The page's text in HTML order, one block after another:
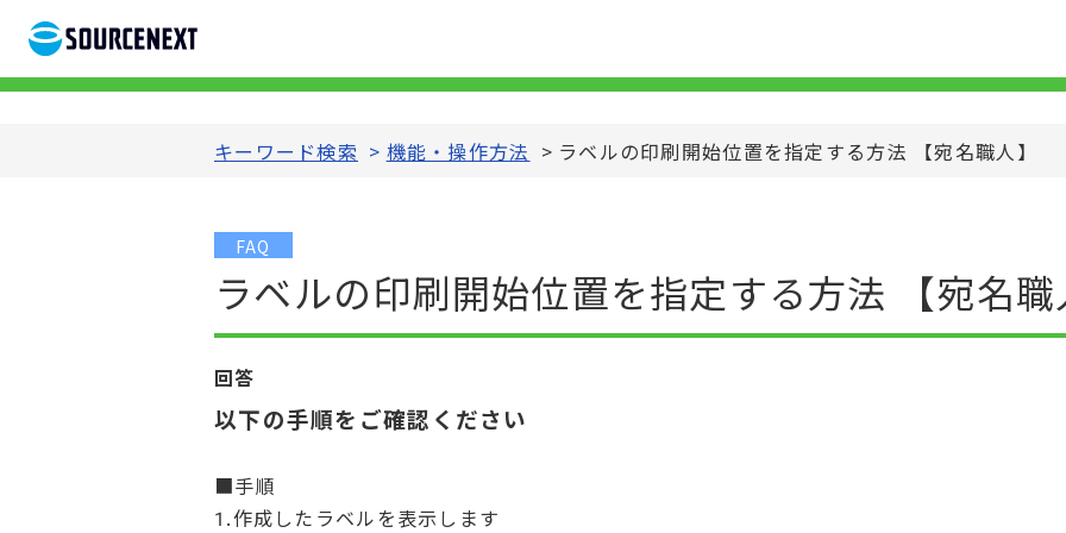
キーワード検索 > 機能・操作方法 > ラベルの印刷開始位置を指定する方法 【宛名職人】
FAQ
ラベルの印刷開始位置を指定する方法 【宛名
回答
以下の手順をご確認ください
■手順
1.作成したラベルを表示します